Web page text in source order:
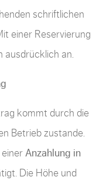
schriftlichen
einer Reservierung
ausdrücklich an.
kommt durch die
Betrieb zustande.
einer Anzahlung in
Die Höhe und